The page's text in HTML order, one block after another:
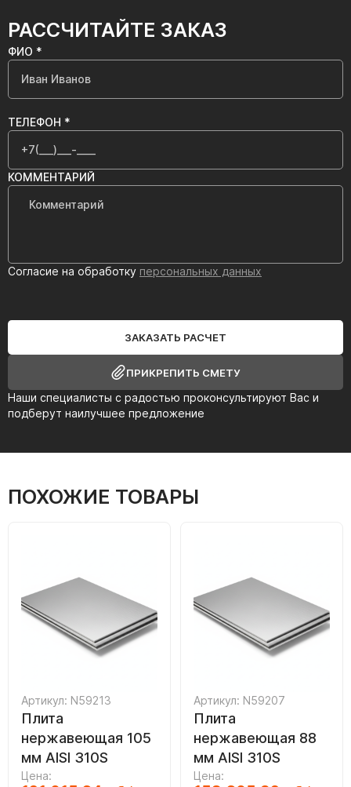
РАССЧИТАЙТЕ ЗАКАЗ
Наши специалисты с радостью проконсультируют Вас и
подберут наилучшее предложение
ФИО *
ТЕЛЕФОН *
КОММЕНТАРИЙ
Согласие на обработку персональных данных
ЗАКАЗАТЬ РАСЧЕТ
ПРИКРЕПИТЬ СМЕТУ
ПОХОЖИЕ ТОВАРЫ
Артикул: N59213
Плита
нержавеющая 105
мм AISI 310S
Цена:
Артикул: N59207
Плита
нержавеющая 88
мм AISI 310S
Цена: